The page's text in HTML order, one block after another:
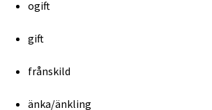
ogift
gift
frånskild
änka/änkling